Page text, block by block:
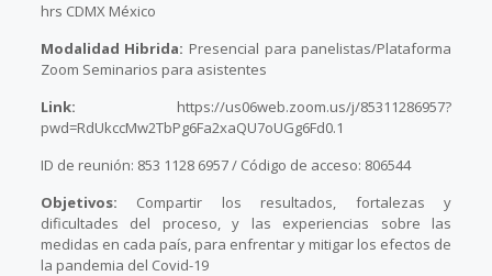
hrs CDMX México
Modalidad Hibrida: Presencial para panelistas/Plataforma
Zoom Seminarios para asistentes
Link: https://us06web.zoom.us/j/85311286957?
pwd=RdUkccMw2TbPg6Fa2xaQU7oUGg6Fd0.1
ID de reunión: 853 1128 6957 / Código de acceso: 806544
Objetivos: Compartir los resultados, fortalezas y
dificultades del proceso, y las experiencias sobre las
medidas en cada país, para enfrentar y mitigar los efectos de
la pandemia del Covid-19